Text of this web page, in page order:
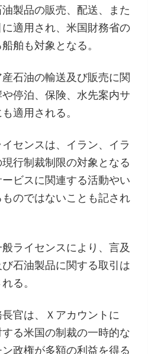
製品の販売、配送、また
適用され、米国財務省の
舶も対象となる。
石油の輸送及び販売に関
停泊、保険、水先案内サ
適用される。
センスは、イラン、イラ
行制裁制限の対象となる
ビスに関連する活動やい
のではないことも記され
ライセンスにより、言及
石油製品に関する取引は
る。
官は、Ｘアカウントに
る米国の制裁の一時的な
政権が多額の利益を得る